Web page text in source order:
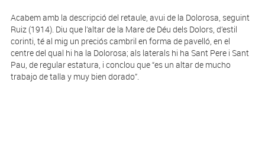
Acabem amb la descripció del retaule, avui de la Dolorosa, seguint
Ruiz (1914). Diu que l’altar de la Mare de Déu dels Dolors, d’estil
corinti, té al mig un preciós cambril en forma de pavelló, en el
centre del qual hi ha la Dolorosa; als laterals hi ha Sant Pere i Sant
Pau, de regular estatura, i conclou que “es un altar de mucho
trabajo de talla y muy bien dorado”.